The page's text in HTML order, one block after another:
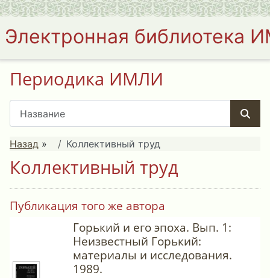
Электронная библиотека
Периодика ИМЛИ
Назад » Коллективный труд
Коллективный труд
Публикация того же автора
Горький и его эпоха. Вып. 1:
Неизвестный Горький:
материалы и исследования.
1989.